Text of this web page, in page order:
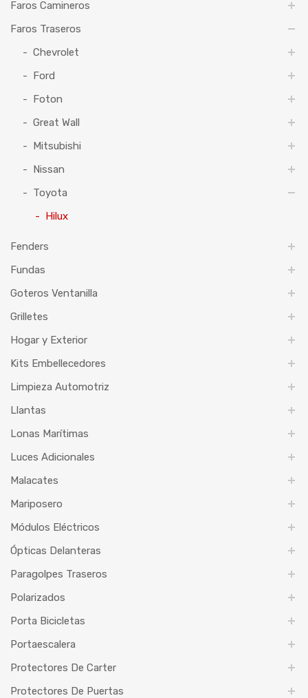
Faros Camineros
Faros Traseros
Chevrolet
Ford
Foton
Great Wall
Mitsubishi
Nissan
Toyota
Hilux
Fenders
Fundas
Goteros Ventanilla
Grilletes
Hogar y Exterior
Kits Embellecedores
Limpieza Automotriz
Llantas
Lonas Marítimas
Luces Adicionales
Malacates
Mariposero
Módulos Eléctricos
Ópticas Delanteras
Paragolpes Traseros
Polarizados
Porta Bicicletas
Portaescalera
Protectores De Carter
Protectores De Puertas